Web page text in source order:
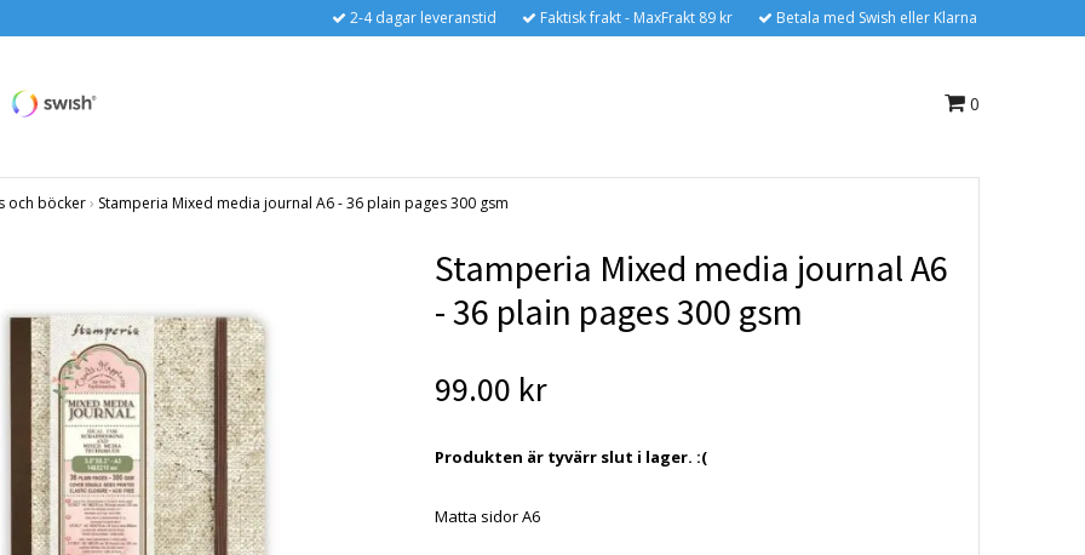
2-4 dagar leveranstid Faktisk frakt - MaxFrakt 89 kr Betala med Swish eller Klarna
0
och böcker› Stamperia Mixed media journal A6 - 36 plain pages 300 gsm
Stamperia Mixed media journal A6
- 36 plain pages 300 gsm
99.00 kr
Produkten är tyvärr slut i lager. :(
Matta sidor A6